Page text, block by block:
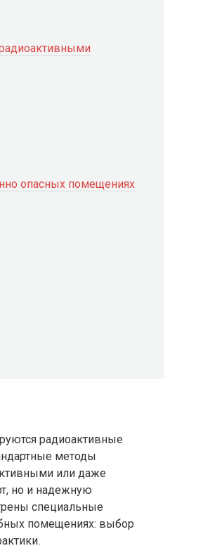
опасных помещениях
радиоактивные
методы
или даже
но и надежную
специальные
помещениях: выбор